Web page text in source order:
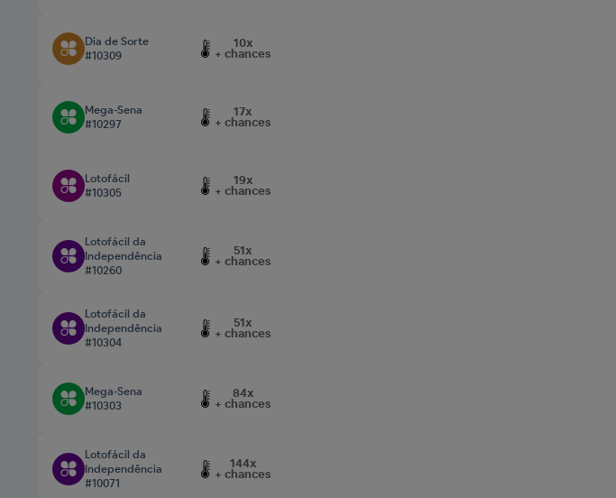
Dia de Sorte
#10309
10x
+ chances
Mega-Sena
#10297
17x
+ chances
Lotofácil
#10305
19x
+ chances
Lotofácil da
Independência
#10260
51x
+ chances
Lotofácil da
Independência
#10304
51x
+ chances
Mega-Sena
#10303
84x
+ chances
Lotofácil da
Independência
#10071
144x
+ chances